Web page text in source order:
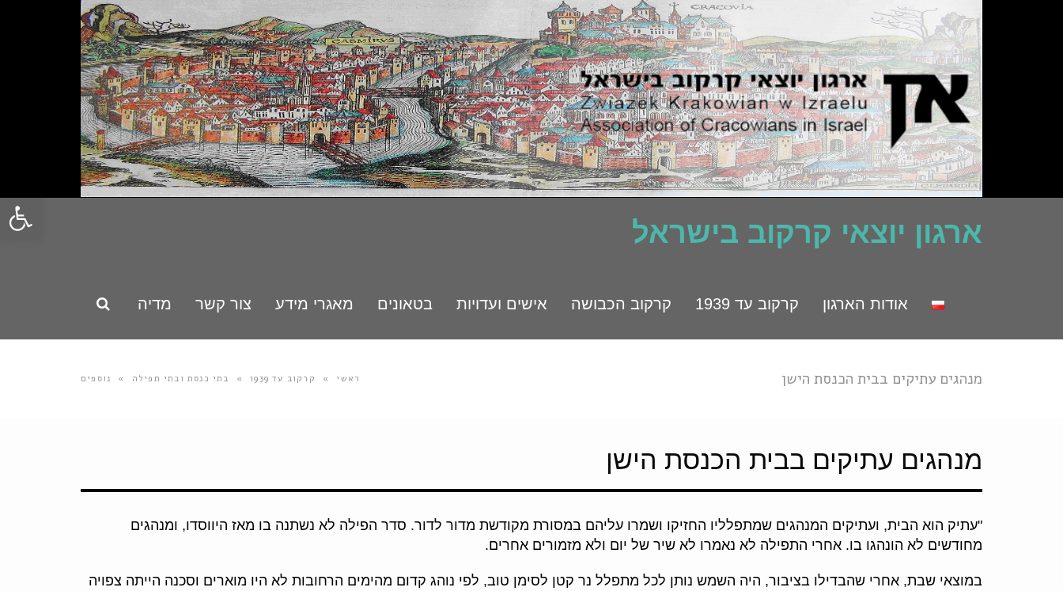
פתח
ארגון יוצאי קרקוב בישראל
אודות הארגון קרקוב עד 1939 קרקוב הכבושה אישים ועדויות בטאונים מאגרי מידע צור קשר מדיה
מנהגים עתיקים בבית הכנסת הישן ראשי » קרקוב עד 1939 » בתי כנסת ובתי תפילה » נוספים
מנהגים עתיקים בבית הכנסת הישן
"עתיק הוא הבית, ועתיקים המנהגים שמתפלליו החזיקו ושמרו עליהם במסורת מקודשת מדור לדור. סדר הפילה לא נשתנה בו מאז היווסדו, ומנהגים
מחודשים לא הונהגו בו. אחרי התפילה לא נאמרו לא שיר של יום ולא מזמורים אחרים.
במוצאי שבת, אחרי שהבדילו בציבור, היה השמש נותן לכל מתפלל נר קטן לסימן טוב, לפי נוהג קדום מהימים הרחובות לא היו מוארים וסכנה הייתה צפויה